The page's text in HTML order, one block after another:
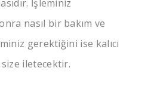
İşleminiz
nasıl bir bakım ve
gerektiğini ise kalıcı
size iletecektir.